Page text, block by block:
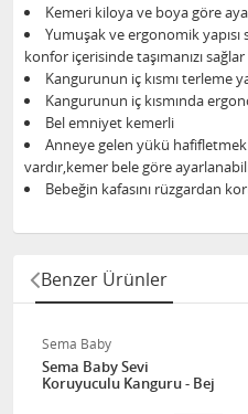
Kemeri kiloya ve boya göre
Yumuşak ve ergonomik
konfor içerisinde taşımanızı sağlar
Kangurunun iç kısmı terleme
Kangurunun iç kısmında
Bel emniyet kemerli
Anneye gelen yükü
vardır,kemer bele göre
Bebeğin kafasını rüzgardan
Benzer Ürünler
Sema Baby
Sema Baby Sevi
Koruyuculu Kanguru - Bej